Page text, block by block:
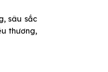
sâu sắc
thương,